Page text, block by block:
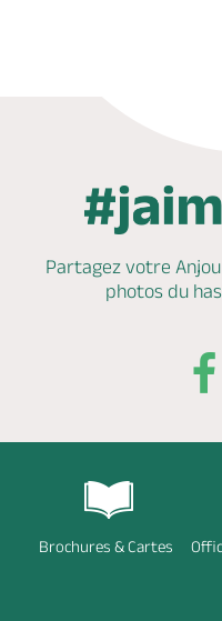
Partagez votre
photos du
Brochures & Cartes